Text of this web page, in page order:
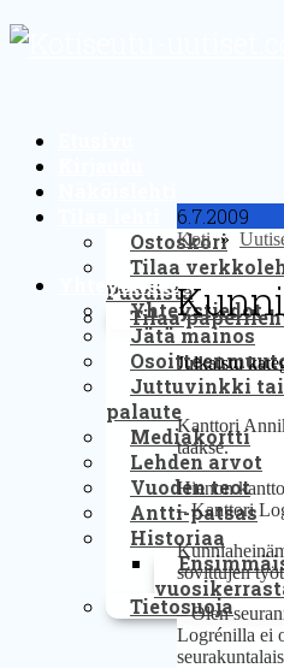
Ostoskori
Tilaa
Puodista
Tilaa
Yhteystiedot
Yhteystiedot
Jätä mainos
Juttuvinkki tai
palaute
Mediakortti
Lehden arvot
Vuoden teot
Antti-patsas
Historiaa
Tietosuoja
6.7.2009
Koti»
Julkaistu
Kanttori
taakse.
Hienon
– Kanttori
sovittujen
– Olen
Logrénilla ei